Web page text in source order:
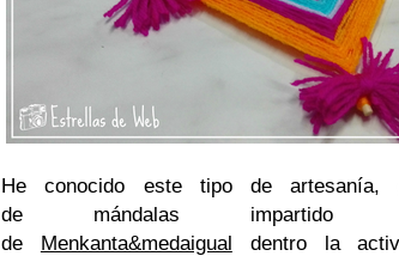
He conocido este tipo de artesanía,
de mándalas impartido
de Menkanta&medaigual dentro la